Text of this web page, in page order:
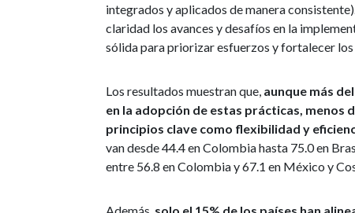
integrados y aplicados de manera
claridad los avances y desafíos en la
sólida para priorizar esfuerzos y fortalecer
Los resultados muestran que, aunque más
en la adopción de estas prácticas, menos
principios clave como flexibilidad y
van desde 44.4 en Colombia hasta 75.0 en
entre 56.8 en Colombia y 67.1 en México y